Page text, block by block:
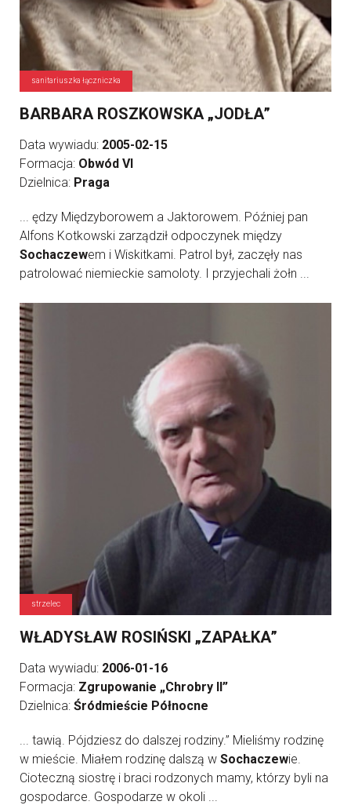
sanitariuszka łączniczka
BARBARA ROSZKOWSKA „JODŁA”
Data wywiadu: 2005-02-15
Formacja: Obwód VI
Dzielnica: Praga
... ędzy Międzyborowem a Jaktorowem. Później pan
Alfons Kotkowski zarządził odpoczynek między
Sochaczewem i Wiskitkami. Patrol był, zaczęły nas
patrolować niemieckie samoloty. I przyjechali żołn ...
strzelec
WŁADYSŁAW ROSIŃSKI „ZAPAŁKA”
Data wywiadu: 2006-01-16
Formacja: Zgrupowanie „Chrobry II”
Dzielnica: Śródmieście Północne
... tawią. Pójdziesz do dalszej rodziny.” Mieliśmy rodzinę
w mieście. Miałem rodzinę dalszą w Sochaczewie.
Cioteczną siostrę i braci rodzonych mamy, którzy byli na
gospodarce. Gospodarze w okoli ...